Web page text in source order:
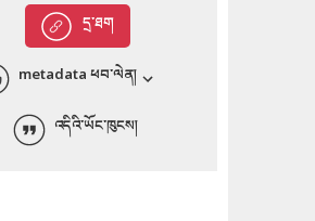
English
ភាសាខ្មែរ
དྲ་ཐག
metadata ཕབ་ལེན།
འདིའི་ཡོང་ཁུངས།